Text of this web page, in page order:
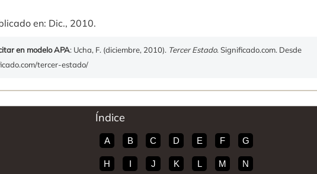
en: Dic., 2010.
en modelo APA: Ucha, F. (diciembre, 2010). Tercer Estado. Significado.com. Desde
tercer-estado/
Índice
A B C D E F G
H I J K L M N